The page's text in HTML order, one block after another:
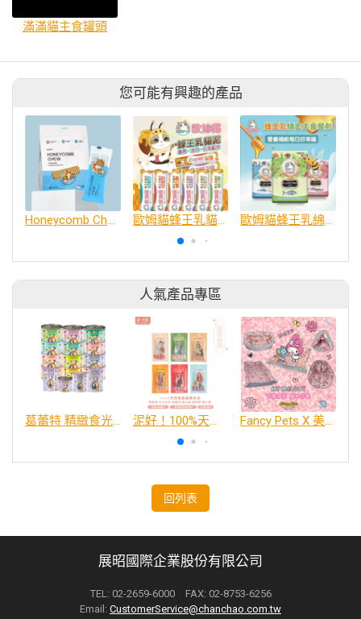
滿滿貓主食罐頭
您可能有興趣的產品
Honeycomb Chew • 蜂巢六角潔牙骨 ⛤ 明太魚 M size 歐姆貓蜂王乳貓泥 歐姆貓蜂王乳綿密主食餐包
人氣產品專區
葛蕾特 精緻食光 主食貓罐、貓餐包 泥好！100%天然營養蔬果肉泥 Fancy Pets X 美樂蒂 百變造型寵物睡床墊
回列表
展昭國際企業股份有限公司
TEL: 02-2659-6000 FAX: 02-8753-6256
Email: CustomerService@chanchao.com.tw